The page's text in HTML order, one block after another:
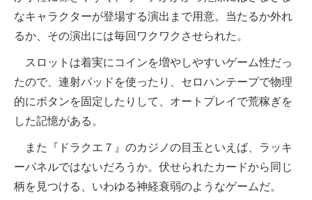
なキャラクターが登場する演出まで用意。当たるか外れ
るか、その演出には毎回ワクワクさせられた。
スロットは着実にコインを増やしやすいゲーム性だっ
たので、連射パッドを使ったり、セロハンテープで物理
的にボタンを固定したりして、オートプレイで荒稼ぎを
した記憶がある。
また『ドラクエ７』のカジノの目玉といえば、ラッキ
ーパネルではないだろうか。伏せられたカードから同じ
柄を見つける、いわゆる神経衰弱のようなゲームだ。